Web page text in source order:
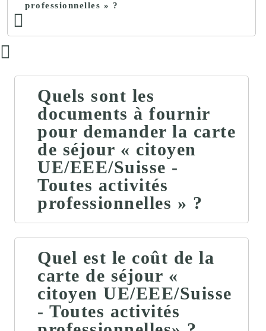
professionnelles » ?
Quels sont les
documents à fournir
pour demander la carte
de séjour « citoyen
UE/EEE/Suisse -
Toutes activités
professionnelles » ?
Quel est le coût de la
carte de séjour «
citoyen UE/EEE/Suisse
- Toutes activités